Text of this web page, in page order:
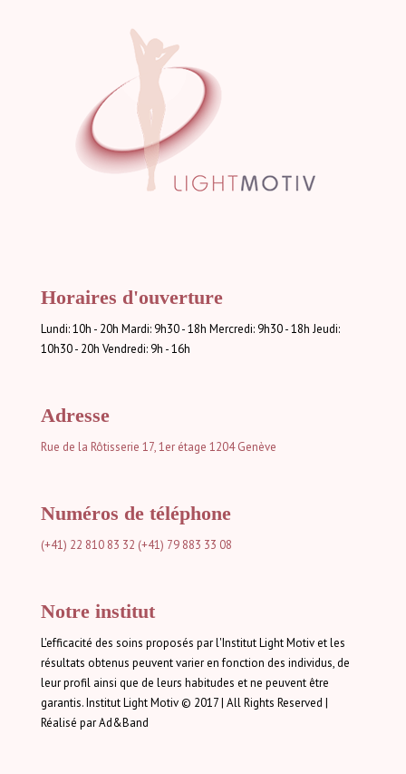
Horaires d'ouverture
Lundi: 10h - 20h Mardi: 9h30 - 18h Mercredi: 9h30 - 18h Jeudi:
10h30 - 20h Vendredi: 9h - 16h
Adresse
Rue de la Rôtisserie 17, 1er étage 1204 Genève
Numéros de téléphone
(+41) 22 810 83 32 (+41) 79 883 33 08
Notre institut
L'efficacité des soins proposés par l'Institut Light Motiv et les
résultats obtenus peuvent varier en fonction des individus, de
leur profil ainsi que de leurs habitudes et ne peuvent être
garantis. Institut Light Motiv © 2017 | All Rights Reserved |
Réalisé par Ad&Band